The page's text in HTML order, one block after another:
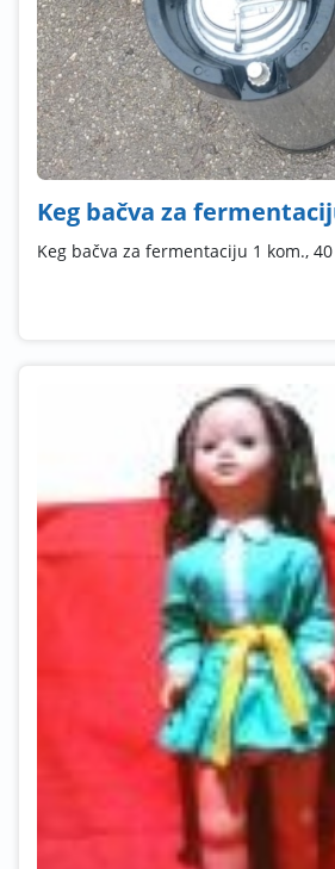
Keg bačva za
Keg bačva za fermentaciju 1 kom., 40